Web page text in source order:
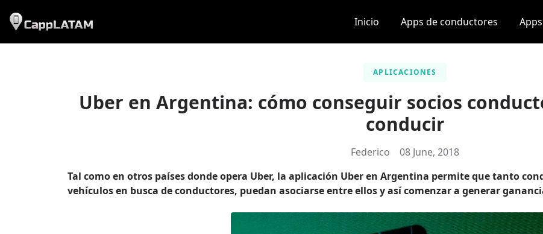
Inicio Apps de conductores
APLICACIONES
Uber en Argentina: cómo conseguir socios
conducir
Federico
08 June, 2018
Tal como en otros países donde opera Uber, la aplicación Uber en Argentina permite que tanto
vehículos en busca de conductores, puedan asociarse entre ellos y así comenzar a generar